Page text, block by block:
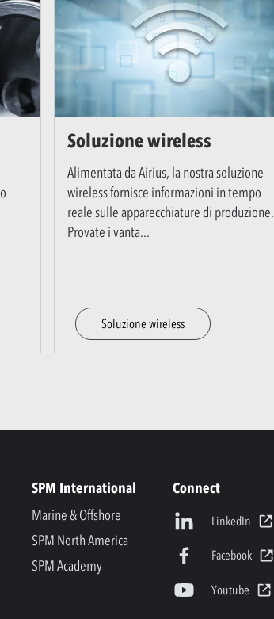
Soluzione wireless
Alimentata da Airius, la nostra soluzione
wireless fornisce informazioni in tempo
reale sulle apparecchiature di produzione.
Provate i vanta...
Soluzione wireless
SPM International
Marine & Offshore
SPM North America
SPM Academy
Connect
LinkedIn
Facebook
Youtube